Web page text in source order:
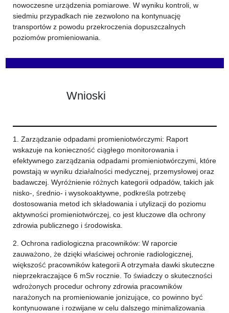
nowoczesne urządzenia pomiarowe. W wyniku kontroli, w
siedmiu przypadkach nie zezwolono na kontynuację
transportów z powodu przekroczenia dopuszczalnych
poziomów promieniowania.
Wnioski
1. Zarządzanie odpadami promieniotwórczymi: Raport
wskazuje na konieczność ciągłego monitorowania i
efektywnego zarządzania odpadami promieniotwórczymi, które
powstają w wyniku działalności medycznej, przemysłowej oraz
badawczej. Wyróżnienie różnych kategorii odpadów, takich jak
nisko-, średnio- i wysokoaktywne, podkreśla potrzebę
dostosowania metod ich składowania i utylizacji do poziomu
aktywności promieniotwórczej, co jest kluczowe dla ochrony
zdrowia publicznego i środowiska.
2. Ochrona radiologiczna pracowników: W raporcie
zauważono, że dzięki właściwej ochronie radiologicznej,
większość pracowników kategorii A otrzymała dawki skuteczne
nieprzekraczające 6 mSv rocznie. To świadczy o skuteczności
wdrożonych procedur ochrony zdrowia pracowników
narażonych na promieniowanie jonizujące, co powinno być
kontynuowane i rozwijane w celu dalszego minimalizowania